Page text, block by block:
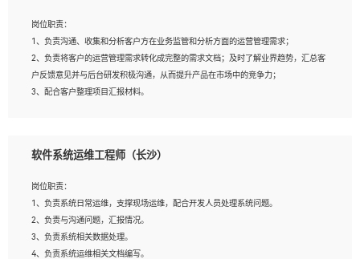
深度学习系统环境；
4、熟悉OPENCV、HALCON等常用图像处理软件，熟练进行图像处理；
5、熟悉主流的分类算法、聚类算法和关联分析算法原理，能熟练使用神经网络算法
的进行业务建模；
6、对OCR领域有深入的研究，熟悉模型调参，压缩和整型化方法；
岗位职责：
1、负责沟通、收集和分析客户方在业务监管和分析方面的运营管理需求；
2、负责将客户的运营管理需求转化成完整的需求文档；及时了解业界趋势，汇总客
户反馈意见并与后台研发积极沟通，从而提升产品在市场中的竞争力；
3、配合客户整理项目汇报材料。
1、3年以上运营或解决方案的工作经验。
征，可独立提出完整的优化方案,并推动方案执行达成结果；熟练使用PPT、
WORD、EXCEL等办公软件；
3、深入理解公司各项AI产品和技术信息；具有较强的文档编写能力，能独立撰写
PPT、方案建议书等，面试时需携带个人制作的专业PPT文件进行展示。
软件系统运维工程师（长沙）
岗位职责：
1、负责系统日常运维，支撑现场运维，配合开发人员处理系统问题。
2、负责与沟通问题，汇报情况。
3、负责系统相关数据处理。
4、负责系统运维相关文档编写。